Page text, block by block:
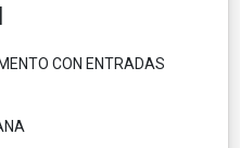
CON ENTRADAS